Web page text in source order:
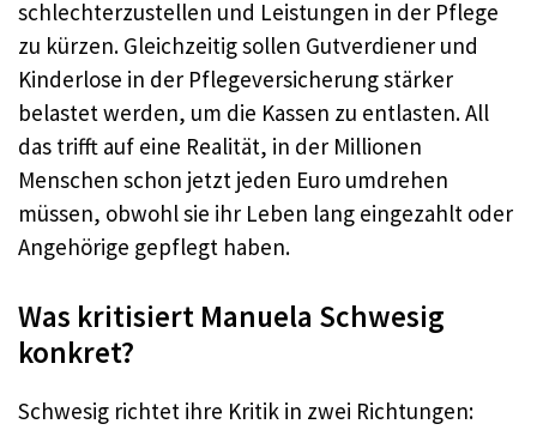
schlechterzustellen und Leistungen in der Pflege
zu kürzen. Gleichzeitig sollen Gutverdiener und
Kinderlose in der Pflegeversicherung stärker
belastet werden, um die Kassen zu entlasten. All
das trifft auf eine Realität, in der Millionen
Menschen schon jetzt jeden Euro umdrehen
müssen, obwohl sie ihr Leben lang eingezahlt oder
Angehörige gepflegt haben.
Was kritisiert Manuela Schwesig
konkret?
Schwesig richtet ihre Kritik in zwei Richtungen: